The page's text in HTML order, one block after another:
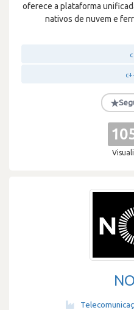
oferece a plataforma
nativos de nuvem e
c
★